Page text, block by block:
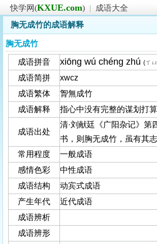
快学网(KXUE.com) |
成语大全
胸无成竹的成语解释
胸无成竹
成语拼音 xiōng wú chéng zhú (ㄒ
成语简拼
xwcz
成语繁体
胷無成竹
成语解释
指心中没有完整的谋划打算
成语出处
清·刘献廷《广阳杂记》第
书，则胸无成竹，虽有其
常用程度
一般成语
感情色彩
中性成语
成语结构
动宾式成语
产生年代
近代成语
成语辨析
成语辨形